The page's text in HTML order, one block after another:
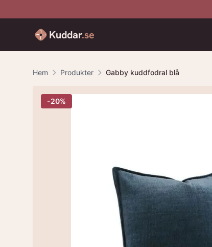
Kuddar.se
Hem Produkter Gabby kuddfodral blå
-20%